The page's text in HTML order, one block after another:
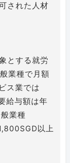
された人材
とする就労
業種で月額
ス業では
給与額は年
業種
以上